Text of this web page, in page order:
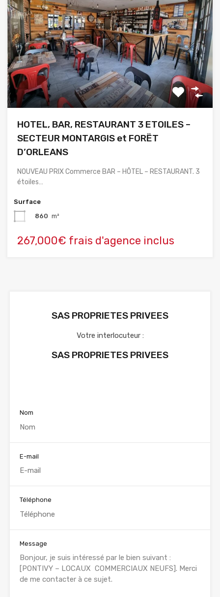
HOTEL, BAR, RESTAURANT 3 ETOILES –
SECTEUR MONTARGIS et FORËT
D’ORLEANS
NOUVEAU PRIX Commerce BAR – HÔTEL – RESTAURANT. 3
étoiles…
Surface
860 m²
267,000€ frais d'agence inclus
SAS PROPRIETES PRIVEES
Votre interlocuteur :
SAS PROPRIETES PRIVEES
Nom
E-mail
Téléphone
Message